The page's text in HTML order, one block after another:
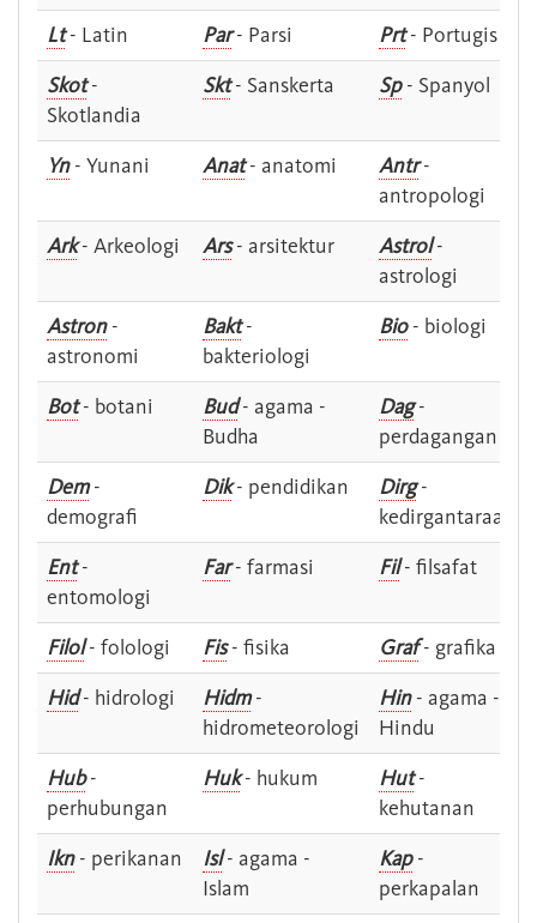
Lt- Latin Par- Parsi Prt- Portugis
Skot-
Skotlandia
Skt- Sanskerta Sp- Spanyol
Yn- Yunani Anat- anatomi Antr-
antropologi
Ark- Arkeologi Ars- arsitektur Astrol-
astrologi
Astron-
astronomi
Bakt-
bakteriologi
Bio- biologi
Bot- botani Bud- agama -
Budha
Dag-
perdagangan
Dem-
demografi
Dik- pendidikan Dirg-
kedirgantaraan
Ent-
entomologi
Far- farmasi Fil- filsafat
Filol- folologi Fis- fisika Graf- grafika
Hid- hidrologi Hidm-
hidrometeorologi
Hin- agama -
Hindu
Hub-
perhubungan
Huk- hukum Hut-
kehutanan
Ikn- perikanan Isl- agama -
Islam
Kap-
perkapalan